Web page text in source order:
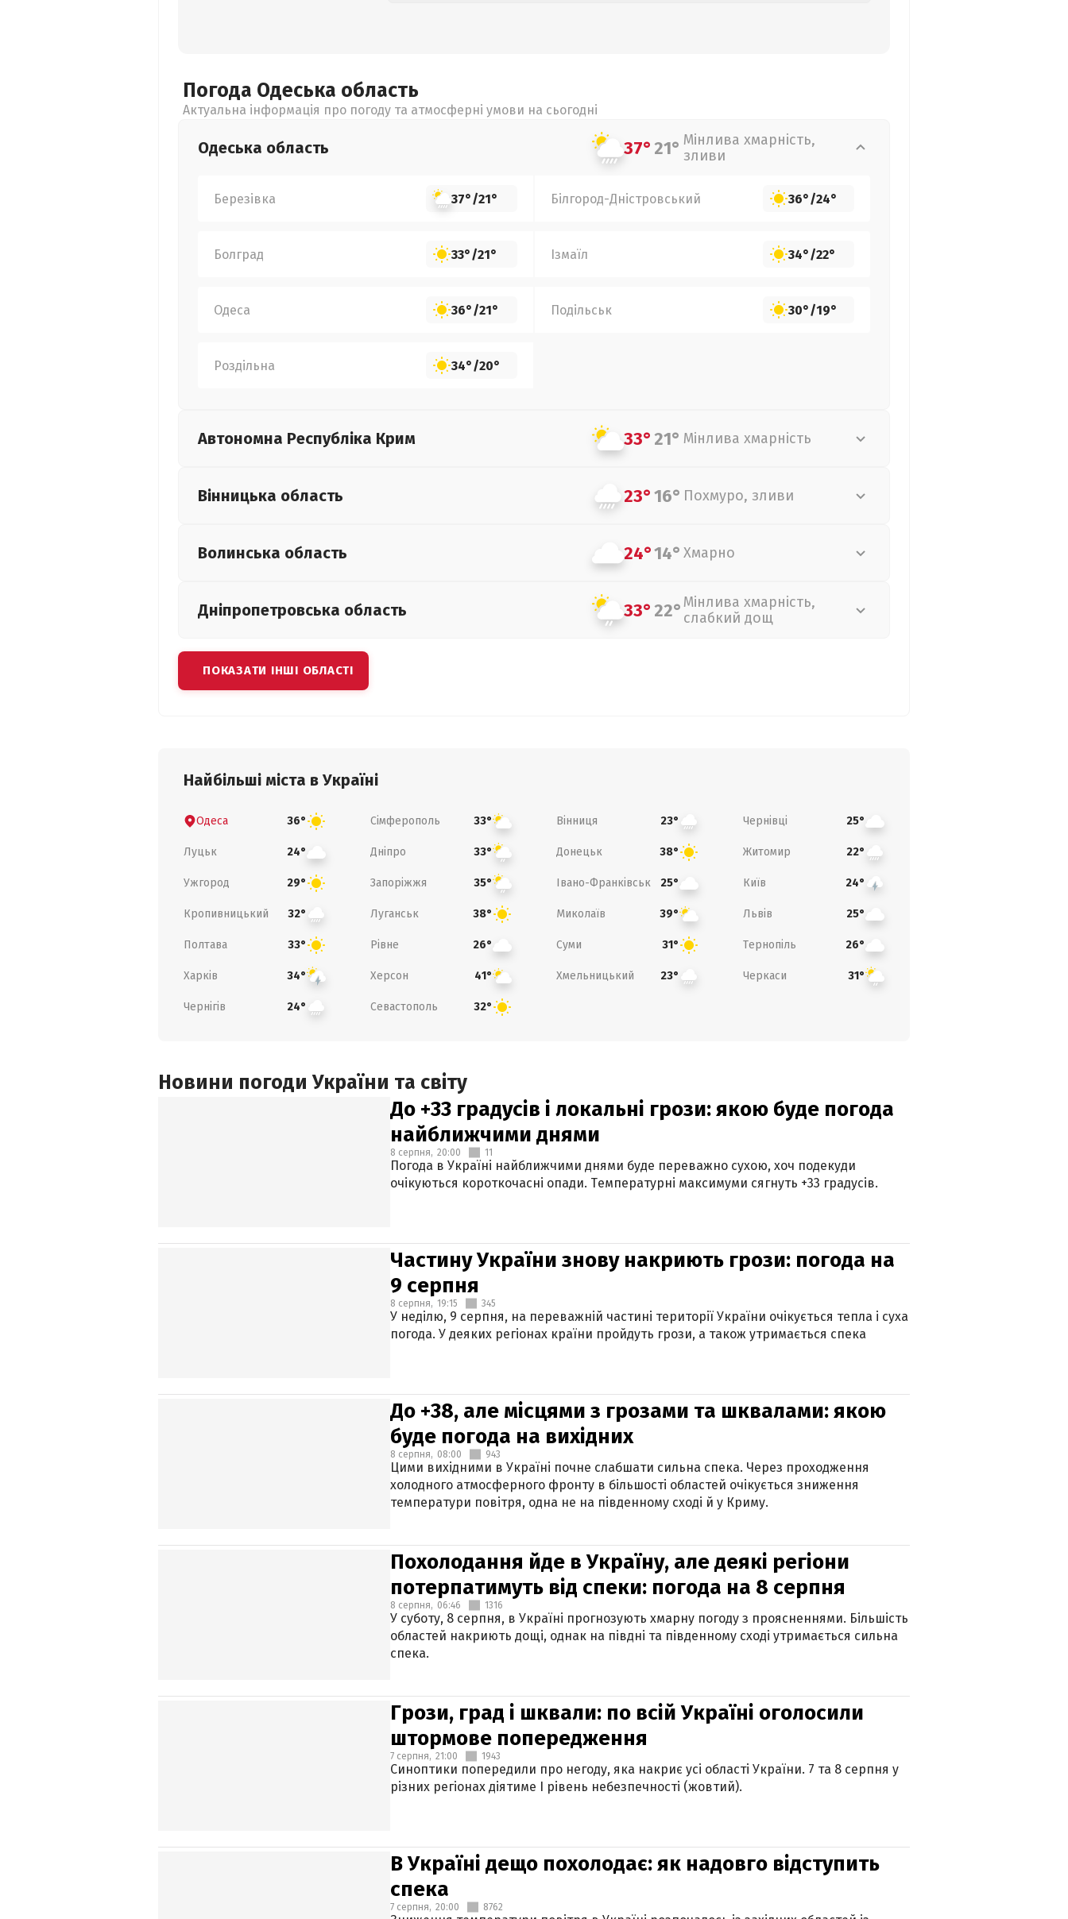
Погода Одеська область
Актуальна інформація про погоду та атмосферні умови на сьогодні
Одеська область 37°21° Мінлива хмарність,
зливи
Березівка 37°/21° Білгород-Дністровський 36°/24°
Болград 33°/21° Ізмаїл 34°/22°
Одеса 36°/21° Подільськ 30°/19°
Роздільна 34°/20°
Автономна Республіка Крим 33°21° Мінлива хмарність
Вінницька область 23°16° Похмуро, зливи
Волинська область 24°14° Хмарно
Дніпропетровська область 33°22°Мінлива хмарність,
слабкий дощ
ПОКАЗАТИ ІНШІ ОБЛАСТІ
Найбільші міста в Україні
Одеса 36° Сімферополь 33° Вінниця 23° Чернівці 25°
Луцьк 24° Дніпро 33° Донецьк 38° Житомир 22°
Ужгород 29° Запоріжжя 35° Івано-Франківськ 25° Київ 24°
Кропивницький 32° Луганськ 38° Миколаїв 39° Львів 25°
Полтава 33° Рівне 26° Суми 31° Тернопіль 26°
Харків 34° Херсон 41° Хмельницький 23° Черкаси 31°
Чернігів 24° Севастополь 32°
Новини погоди України та світу
До +33 градусів і локальні грози: якою буде погода
найближчими днями
8 серпня, 20:00 11
Погода в Україні найближчими днями буде переважно сухою, хоч подекуди
очікуються короткочасні опади. Температурні максимуми сягнуть +33 градусів.
Частину України знову накриють грози: погода на
9 серпня
8 серпня, 19:15 345
У неділю, 9 серпня, на переважній частині території України очікується тепла і суха
погода. У деяких регіонах країни пройдуть грози, а також утримається спека
До +38, але місцями з грозами та шквалами: якою
буде погода на вихідних
8 серпня, 08:00 943
Цими вихідними в Україні почне слабшати сильна спека. Через проходження
холодного атмосферного фронту в більшості областей очікується зниження
температури повітря, одна не на південному сході й у Криму.
Похолодання йде в Україну, але деякі регіони
потерпатимуть від спеки: погода на 8 серпня
8 серпня, 06:46 1316
У суботу, 8 серпня, в Україні прогнозують хмарну погоду з проясненнями. Більшість
областей накриють дощі, однак на півдні та південному сході утримається сильна
спека.
Грози, град і шквали: по всій Україні оголосили
штормове попередження
7 серпня, 21:00 1943
Синоптики попередили про негоду, яка накриє усі області України. 7 та 8 серпня у
різних регіонах діятиме І рівень небезпечності (жовтий).
В Україні дещо похолодає: як надовго відступить
спека
7 серпня, 20:00 8762